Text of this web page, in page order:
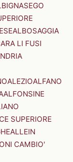
ALBOSAGGIA
LI FUSI
ALEZIOALFANO
ALFONSINE
SUPERIORE
ALLEIN
CAMBIO'